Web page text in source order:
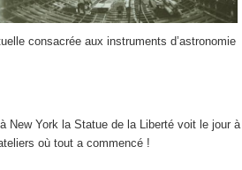
consacrée aux instruments d’astronomie
New York la Statue de la Liberté voit le jour à
où tout a commencé !